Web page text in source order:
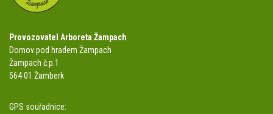
Provozovatel Arboreta Žampach
Domov pod hradem Žampach
Žampach č.p.1
564 01 Žamberk
GPS souřadnice: